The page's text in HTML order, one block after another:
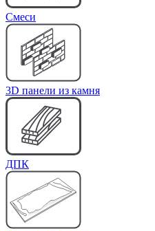
Cмеси
3D панели из камня
ДПК